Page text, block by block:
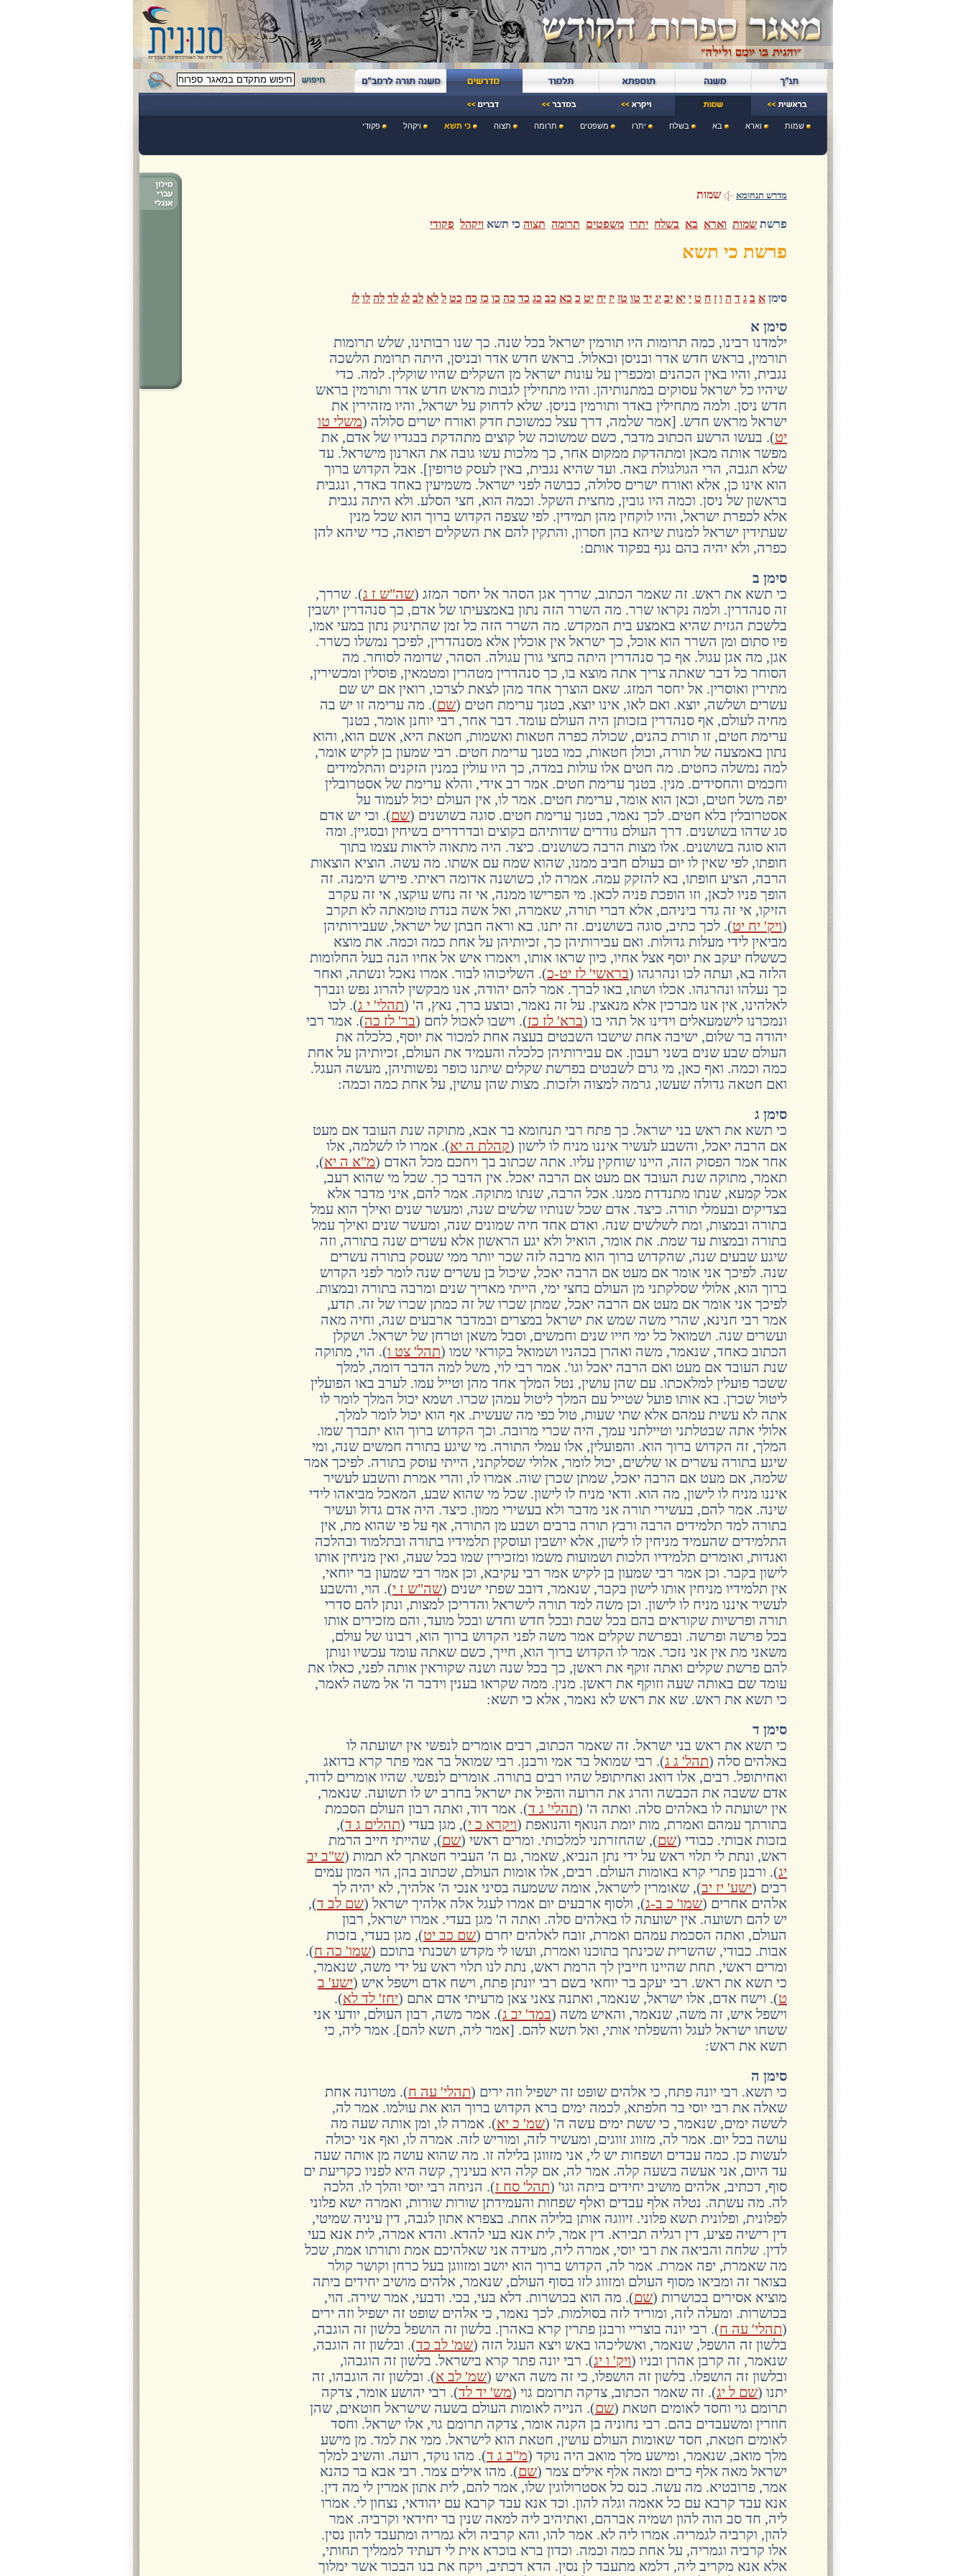
שמות וארא בא בשלח יתרו משפטים תרומה תצוה כי תשא ויקהל פקודי
מדרש תנחומא שמות
פרשת שמות וארא בא בשלח יתרו משפטים תרומה תצוה כי תשא ויקהל פקודי
פרשת כי תשא
סימן א ב ג ד ה ו ז ח ט י יא יב יג יד טו טז יז יח יט כ כא כב כג כד כה כו כז כח כט ל לא לב לג לד לה לו לז
סימן א
ילמדנו רבינו, כמה תרומות היו תורמין ישראל בכל שנה. כך שנו רבותינו, שלש תרומות
תורמין, בראש חדש אדר ובניסן ובאלול. בראש חדש אדר ובניסן, היתה תרומת הלשכה
נגבית, והיו באין הכהנים ומכפרין על עונות ישראל מן השקלים שהיו שוקלין. למה. כדי
שיהיו כל ישראל עסוקים במתנותיהן. והיו מתחילין לגבות מראש חדש אדר ותורמין בראש
חדש ניסן. ולמה מתחילין באדר ותורמין בניסן. שלא לדחוק על ישראל, והיו מזהירין את
ישראל מראש חדש. [אמר שלמה, דרך עצל כמשוכת חדק ואורח ישרים סלולה (משלי טו
יט). בעשו הרשע הכתוב מדבר, כשם שמשוכה של קוצים מתהדקת בבגדיו של אדם, את
מפשר אותה מכאן ומתהדקת ממקום אחר, כך מלכות עשו גובה את הארנון מישראל. עד
שלא תגבה, הרי הגולגולת באה. ועד שהיא נגבית, באין לעסק טרופין]. אבל הקדוש ברוך
הוא אינו כן, אלא ואורח ישרים סלולה, כבושה לפני ישראל. משמיעין באחד באדר, ונגבית
בראשון של ניסן. וכמה היו גובין, מחצית השקל. וכמה הוא, חצי הסלע. ולא היתה נגבית
אלא לכפרת ישראל, והיו לוקחין מהן תמידין. לפי שצפה הקדוש ברוך הוא שכל מנין
שעתידין ישראל למנות שיהא בהן חסרון, והתקין להם את השקלים רפואה, כדי שיהא להן
כפרה, ולא יהיה בהם נגף בפקוד אותם:
סימן ב
כי תשא את ראש. זה שאמר הכתוב, שררך אגן הסהר אל יחסר המזג (שה"ש ז ג). שררך,
זה סנהדרין. ולמה נקראו שרר. מה השרר הזה נתון באמצעיתו של אדם, כך סנהדרין יושבין
בלשכת הגזית שהיא באמצע בית המקדש. מה השרר הזה כל זמן שהתינוק נתון במעי אמו,
פיו סתום ומן השרר הוא אוכל, כך ישראל אין אוכלין אלא מסנהדרין, לפיכך נמשלו כשרר.
אגן, מה אגן עגול. אף כך סנהדרין היתה כחצי גורן עגולה. הסהר, שדומה לסוחר. מה
הסוחר כל דבר שאתה צריך אתה מוצא בו, כך סנהדרין מטהרין ומטמאין, פוסלין ומכשירין,
מתירין ואוסרין. אל יחסר המזג. שאם הוצרך אחד מהן לצאת לצרכו, רואין אם יש שם
עשרים ושלשה, יוצא. ואם לאו, אינו יוצא, בטנך ערימת חטים (שם). מה ערימה זו יש בה
מחיה לעולם, אף סנהדרין בזכותן היה העולם עומד. דבר אחר, רבי יוחנן אומר, בטנך
ערימת חטים, זו תורת כהנים, שכולה כפרה חטאות ואשמות, חטאת היא, אשם הוא, והוא
נתון באמצעה של תורה, וכולן חטאות, כמו בטנך ערימת חטים. רבי שמעון בן לקיש אומר,
למה נמשלה כחטים. מה חטים אלו עולות במדה, כך היו עולין במנין הזקנים והתלמידים
וחכמים והחסידים. מנין. בטנך ערימת חטים. אמר רב אידי, והלא ערימת של אסטרובלין
יפה משל חטים, וכאן הוא אומר, ערימת חטים. אמר לו, אין העולם יכול לעמוד על
אסטרובלין בלא חטים. לכך נאמר, בטנך ערימת חטים. סוגה בשושנים (שם). וכי יש אדם
סג שדהו בשושנים. דרך העולם גודרים שדותיהם בקוצים ובדרדרים בשיחין ובסגיין. ומה
הוא סוגה בשושנים. אלו מצות הרבה כשושנים. כיצד. היה מתאוה לראות עצמו בתוך
חופתו, לפי שאין לו יום בעולם חביב ממנו, שהוא שמח עם אשתו. מה עשה. הוציא הוצאות
הרבה, הציע חופתו, בא להזקק עמה. אמרה לו, כשושנה אדומה ראיתי. פירש הימנה. זה
הופך פניו לכאן, וזו הופכת פניה לכאן. מי הפרישו ממנה, אי זה נחש עוקצו, אי זה עקרב
הזיקו, אי זה גדר ביניהם, אלא דברי תורה, שאמרה, ואל אשה בנדת טומאתה לא תקרב
(ויק' יח יט). לכך כתיב, סוגה בשושנים. זה יתנו. בא וראה חבתן של ישראל, שעבירותיהן
מביאין לידי מעלות גדולות. ואם עבירותיהן כך, זכיותיהן על אחת כמה וכמה. את מוצא
כששלח יעקב את יוסף אצל אחיו, כיון שראו אותו, ויאמרו איש אל אחיו הנה בעל החלומות
הלזה בא, ועתה לכו ונהרגהו (בראשי' לז יט-כ). השליכוהו לבור. אמרו נאכל ונשתה, ואחר
כך נעלהו ונהרגהו. אכלו ושתו, באו לברך. אמר להם יהודה, אנו מבקשין להרוג נפש ונברך
לאלהינו, אין אנו מברכין אלא מנאצין. על זה נאמר, ובוצע ברך, נאץ, ה' (תהלי' י ג). לכו
ונמכרנו לישמעאלים וידינו אל תהי בו (ברא' לז כז). וישבו לאכול לחם (בר' לז כה). אמר רבי
יהודה בר שלום, ישיבה אחת שישבו השבטים בעצה אחת למכור את יוסף, כלכלה את
העולם שבע שנים בשני רעבון. אם עבירותיהן כלכלה והעמיד את העולם, זכיותיהן על אחת
כמה וכמה. ואף כאן, מי גרם לשבטים בפרשת שקלים שיתנו כופר נפשותיהן, מעשה העגל.
ואם חטאה גדולה שעשו, גרמה למצוה ולזכות. מצות שהן עושין, על אחת כמה וכמה:
סימן ג
כי תשא את ראש בני ישראל. כך פתח רבי תנחומא בר אבא, מתוקה שנת העובד אם מעט
אם הרבה יאכל, והשבע לעשיר איננו מניח לו לישון (קהלת ה יא). אמרו לו לשלמה, אלו
אחר אמר הפסוק הזה, היינו שוחקין עליו. אתה שכתוב בך ויחכם מכל האדם (מ"א ה יא),
תאמר, מתוקה שנת העובד אם מעט אם הרבה יאכל. אין הדבר כך. שכל מי שהוא רעב,
אכל קמעא, שנתו מתנדדת ממנו. אכל הרבה, שנתו מתוקה. אמר להם, איני מדבר אלא
בצדיקים ובעמלי תורה. כיצד. אדם שכל שנותיו שלשים שנה, ומעשר שנים ואילך הוא עמל
בתורה ובמצות, ומת לשלשים שנה. ואדם אחד חיה שמונים שנה, ומעשר שנים ואילך עמל
בתורה ובמצות עד שמת. את אומר, הואיל ולא יגע הראשון אלא עשרים שנה בתורה, וזה
שיגע שבעים שנה, שהקדוש ברוך הוא מרבה לזה שכר יותר ממי שעסק בתורה עשרים
שנה. לפיכך אני אומר אם מעט אם הרבה יאכל, שיכול בן עשרים שנה לומר לפני הקדוש
ברוך הוא, אלולי שסלקתני מן העולם בחצי ימי, הייתי מאריך שנים ומרבה בתורה ובמצות.
לפיכך אני אומר אם מעט אם הרבה יאכל, שמתן שכרו של זה כמתן שכרו של זה. תדע,
אמר רבי חנינא, שהרי משה שמש את ישראל במצרים ובמדבר ארבעים שנה, וחיה מאה
ועשרים שנה. ושמואל כל ימי חייו שנים וחמשים, וסבל משאן וטרחן של ישראל. ושקלן
הכתוב כאחד, שנאמר, משה ואהרן בכהניו ושמואל בקוראי שמו (תהל' צט ו). הוי, מתוקה
שנת העובד אם מעט ואם הרבה יאכל וגו'. אמר רבי לוי, משל למה הדבר דומה, למלך
ששכר פועלין למלאכתו. עם שהן עושין, נטל המלך אחד מהן וטייל עמו. לערב באו הפועלין
ליטול שכרן. בא אותו פועל שטייל עם המלך ליטול עמהן שכרו. ושמא יכול המלך לומר לו
אתה לא עשית עמהם אלא שתי שעות, טול כפי מה שעשית. אף הוא יכול לומר למלך,
אלולי אתה שבטלתני וטיילתני עמך, היה שכרי מרובה. וכך הקדוש ברוך הוא יתברך שמו.
המלך, זה הקדוש ברוך הוא. והפועלין, אלו עמלי התורה. מי שיגע בתורה חמשים שנה, ומי
שיגע בתורה עשרים או שלשים, יכול לומר, אלולי שסלקתני, הייתי עוסק בתורה. לפיכך אמר
שלמה, אם מעט אם הרבה יאכל, שמתן שכרן שוה. אמרו לו, והרי אמרת והשבע לעשיר
איננו מניח לו לישון, מה הוא. ודאי מניח לו לישון. שכל מי שהוא שבע, המאכל מביאהו לידי
שינה. אמר להם, בעשירי תורה אני מדבר ולא בעשירי ממון. כיצד. היה אדם גדול ועשיר
בתורה למד תלמידים הרבה ורבץ תורה ברבים ושבע מן התורה, אף על פי שהוא מת, אין
התלמידים שהעמיד מניחין לו לישון, אלא יושבין ועוסקין תלמידיו בתורה ובתלמוד ובהלכה
ואגדות, ואומרים תלמידיו הלכות ושמועות משמו ומזכירין שמו בכל שעה, ואין מניחין אותו
לישון בקבר. וכן אמר רבי שמעון בן לקיש אמר רבי עקיבא, וכן אמר רבי שמעון בר יוחאי,
אין תלמידיו מניחין אותו לישון בקבר, שנאמר, דובב שפתי ישנים (שה"ש ז י). הוי, והשבע
לעשיר איננו מניח לו לישון. וכן משה למד תורה לישראל והדריכן למצות, ונתן להם סדרי
תורה ופרשיות שקוראים בהם בכל שבת ובכל חדש וחדש ובכל מועד, והם מזכירים אותו
בכל פרשה ופרשה. ובפרשת שקלים אמר משה לפני הקדוש ברוך הוא, רבונו של עולם,
משאני מת אין אני נזכר. אמר לו הקדוש ברוך הוא, חייך, כשם שאתה עומד עכשיו ונותן
להם פרשת שקלים ואתה זוקף את ראשן, כך בכל שנה ושנה שקוראין אותה לפני, כאלו את
עומד שם באותה שעה וזוקף את ראשן. מנין. ממה שקראו בענין וידבר ה' אל משה לאמר,
כי תשא את ראש. שא את ראש לא נאמר, אלא כי תשא:
סימן ד
כי תשא את ראש בני ישראל. זה שאמר הכתוב, רבים אומרים לנפשי אין ישועתה לו
באלהים סלה (תהל' ג ג). רבי שמואל בר אמי ורבנן. רבי שמואל בר אמי פתר קרא בדואג
ואחיתופל. רבים, אלו דואג ואחיתופל שהיו רבים בתורה. אומרים לנפשי. שהיו אומרים לדוד,
אדם ששבה את הכבשה והרג את הרועה והפיל את ישראל בחרב יש לו תשועה. שנאמר,
אין ישועתה לו באלהים סלה. ואתה ה' (תהלי' ג ד). אמר דוד, ואתה רבון העולם הסכמת
בתורתך עמהם ואמרת, מות יומת הנואף והנואפת (ויקרא כ י), מגן בעדי (תהלים ג ד),
בזכות אבותי. כבודי (שם), שהחזרתני למלכותי. ומרים ראשי (שם), שהייתי חייב הרמת
ראש, ונתת לי תלוי ראש על ידי נתן הנביא, שאמר, גם ה' העביר חטאתך לא תמות (ש"ב יב
יג). ורבנן פתרי קרא באומות העולם. רבים, אלו אומות העולם, שכתוב בהן, הוי המון עמים
רבים (ישע' יז יב), שאומרין לישראל, אומה ששמעה בסיני אנכי ה' אלהיך, לא יהיה לך
אלהים אחרים (שמו' כ ב-ג), ולסוף ארבעים יום אמרו לעגל אלה אלהיך ישראל (שם לב ד),
יש להם תשועה. אין ישועתה לו באלהים סלה. ואתה ה' מגן בעדי. אמרו ישראל, רבון
העולם, ואתה הסכמת עמהם ואמרת, זובח לאלהים יחרם (שם כב יט), מגן בעדי, בזכות
אבות. כבודי, שהשרית שכינתך בתוכנו ואמרת, ועשו לי מקדש ושכנתי בתוכם (שמו' כה ח).
ומרים ראשי, תחת שהיינו חייבין לך הרמת ראש, נתת לנו תלוי ראש על ידי משה, שנאמר,
כי תשא את ראש. רבי יעקב בר יוחאי בשם רבי יונתן פתח, וישח אדם וישפל איש (ישע' ב
ט). וישח אדם, אלו ישראל, שנאמר, ואתנה צאני צאן מרעיתי אדם אתם (יחז' לד לא).
וישפל איש, זה משה, שנאמר, והאיש משה (במד' יב ג). אמר משה, רבון העולם, יודעי אני
ששחו ישראל לעגל והשפלתי אותי, ואל תשא להם. [אמר ליה, תשא להם]. אמר ליה, כי
תשא את ראש:
סימן ה
כי תשא. רבי יונה פתח, כי אלהים שופט זה ישפיל וזה ירים (תהלי' עה ח). מטרונה אחת
שאלה את רבי יוסי בר חלפתא, לכמה ימים ברא הקדוש ברוך הוא את עולמו. אמר לה,
לששה ימים, שנאמר, כי ששת ימים עשה ה' (שמ' כ יא). אמרה לו, ומן אותה שעה מה
עושה בכל יום. אמר לה, מזווג זווגים, ומעשיר לזה, ומוריש לזה. אמרה לו, ואף אני יכולה
לעשות כן. כמה עבדים ושפחות יש לי, אני מזווגן בלילה זו. מה שהוא עושה מן אותה שעה
עד היום, אני אעשה בשעה קלה. אמר לה, אם קלה היא בעיניך, קשה היא לפניו כקריעת ים
סוף, דכתיב, אלהים מושיב יחידים ביתה וגו' (תהל' סח ז). הניחה רבי יוסי והלך לו. הלכה
לה. מה עשתה. נטלה אלף עבדים ואלף שפחות והעמידתן שורות שורות, ואמרה ישא פלוני
לפלונית, ופלונית תשא פלוני. זיווגה אותן בלילה אחת. בצפרא אתון לגבה, דין עיניה שמיטי,
דין רישיה פציע, דין רגליה תבירא. דין אמר, לית אנא בעי להדא. והדא אמרה, לית אנא בעי
לדין. שלחה והביאה את רבי יוסי, אמרה ליה, מעידה אני שאלהיכם אמת ותורתו אמת, שכל
מה שאמרת, יפה אמרת. אמר לה, הקדוש ברוך הוא יושב ומזווגן בעל כרחן וקושר קולר
בצואר זה ומביאו מסוף העולם ומזווג לזו בסוף העולם, שנאמר, אלהים מושיב יחידים ביתה
מוציא אסירים בכושרות (שם). מה הוא בכושרות. דלא בעי, בכי. ודבעי, אמר שירה. הוי,
בכושרות. ומעלה לזה, ומוריד לזה בסולמות. לכך נאמר, כי אלהים שופט זה ישפיל וזה ירים
(תהלי' עה ח). רבי יונה בוצריי ורבנן פתרין קרא באהרן. בלשון זה הושפל בלשון זה הוגבה,
בלשון זה הושפל, שנאמר, ואשליכהו באש ויצא העגל הזה (שמ' לב כד). ובלשון זה הוגבה,
שנאמר, זה קרבן אהרן ובניו (ויק' ו יג). רבי יונה פתר קרא בישראל. בלשון זה הוגבהו,
ובלשון זה הושפלו. בלשון זה הושפלו, כי זה משה האיש (שמ' לב א). ובלשון זה הוגבהו, זה
יתנו (שם ל יג). זה שאמר הכתוב, צדקה תרומם גוי (מש' יד לד). רבי יהושע אומר, צדקה
תרומם גוי וחסד לאומים חטאת (שם). הנייה לאומות העולם בשעה שישראל חוטאים, שהן
חוזרין ומשעבדים בהם. רבי נחוניה בן הקנה אומר, צדקה תרומם גוי, אלו ישראל. וחסד
לאומים חטאת, חסד שאומות העולם עושין, חטאת הוא לישראל. ממי את למד. מן מישע
מלך מואב, שנאמר, ומישע מלך מואב היה נוקד (מ"ב ג ד). מהו נוקד, רועה. והשיב למלך
ישראל מאה אלף כרים ומאה אלף אילים צמר (שם). מהו אילים צמר. רבי אבא בר כהנא
אמר, פרובטיא. מה עשה. כנס כל אסטרולוגין שלו, אמר להם, לית אתון אמרין לי מה דין.
אנא עבד קרבא עם כל אאמה וגלה להון. וכד אנא עבד קרבא עם יהודאי, נצחון לי. אמרו
ליה, חד סב הוה להון ושמיה אברהם, ואתיהיב ליה למאה שנין בר יחידאי וקרביה. אמר
להון, וקרביה לגמריה. אמרו ליה לא. אמר להו, והא קרביה ולא גמריה ומתעבד להון נסין.
אלו קרביה וגמריה, על אחת כמה וכמה. וכדון ברא בוכרא אית לי דעתיד לממליך תחותי,
אלא אנא מקריב ליה, דלמא מתעבד לן נסין. הדא דכתיב, ויקח את בנו הבכור אשר ימלוך